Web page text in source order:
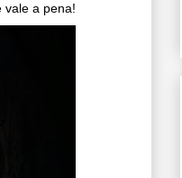
vale a pena!